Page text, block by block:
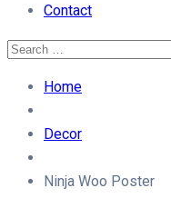
Contact
Home
Decor
Ninja Woo Poster